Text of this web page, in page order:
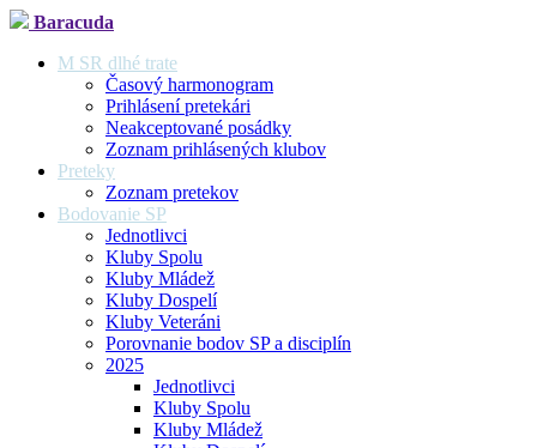
Baracuda
M SR dlhé trate
Časový harmonogram
Prihlásení pretekári
Neakceptované posádky
Zoznam prihlásených klubov
Preteky
Zoznam pretekov
Bodovanie SP
Jednotlivci
Kluby Spolu
Kluby Mládež
Kluby Dospelí
Kluby Veteráni
Porovnanie bodov SP a disciplín
2025
Jednotlivci
Kluby Spolu
Kluby Mládež